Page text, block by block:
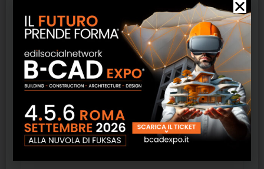
30-­40 m3/h. Questo è particolarmente utile
nelle camere da letto, dove il livello di
anidride carbonica (CO2) tende ad
aumentare per la presenza delle persone.
Essendo la condensazione del gas frigorifero
ad acqua e non aria non necessita di scarico
condensa nè in raffrescamento nè in
riscaldamento
Adatto anche per camere di hotel